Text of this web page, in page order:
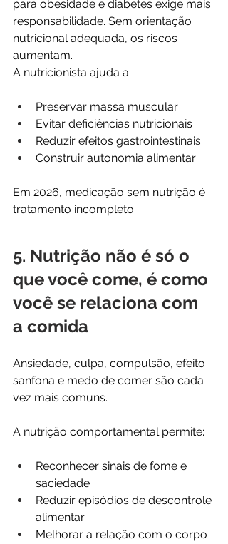
para obesidade e diabetes exige mais
responsabilidade. Sem orientação
nutricional adequada, os riscos
aumentam.
A nutricionista ajuda a:
Preservar massa muscular
Evitar deficiências nutricionais
Reduzir efeitos gastrointestinais
Construir autonomia alimentar
Em 2026, medicação sem nutrição é
tratamento incompleto.
5. Nutrição não é só o
que você come, é como
você se relaciona com
a comida
Ansiedade, culpa, compulsão, efeito
sanfona e medo de comer são cada
vez mais comuns.
A nutrição comportamental permite:
Reconhecer sinais de fome e
saciedade
Reduzir episódios de descontrole
alimentar
Melhorar a relação com o corpo